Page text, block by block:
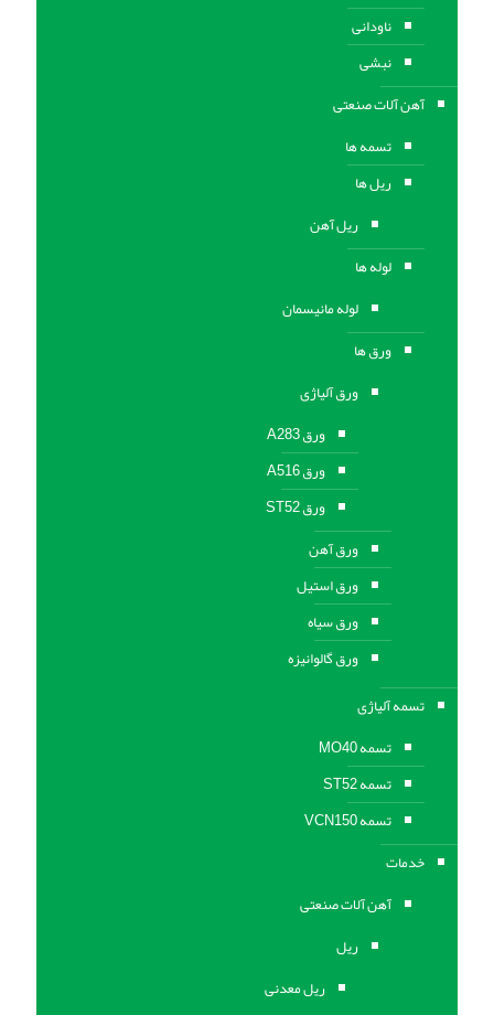
ناودانی
نبشی
آهن آلات صنعتی
تسمه ها
ریل ها
ریل آهن
لوله ها
لوله مانیسمان
ورق ها
ورق آلیاژی
ورق A283
ورق A516
ورق ST52
ورق آهن
ورق استیل
ورق سیاه
ورق گالوانیزه
تسمه آلیاژی
تسمه MO40
تسمه ST52
تسمه VCN150
خدمات
آهن آلات صنعتی
ریل
ریل معدنی